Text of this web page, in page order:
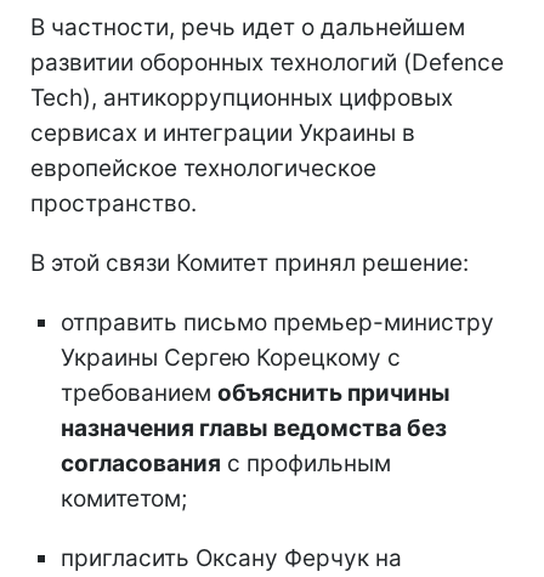
В частности, речь идет о дальнейшем
развитии оборонных технологий (Defence
Tech), антикоррупционных цифровых
сервисах и интеграции Украины в
европейское технологическое
пространство.
В этой связи Комитет принял решение:
отправить письмо премьер-министру
Украины Сергею Корецкому с
требованием объяснить причины
назначения главы ведомства без
согласования с профильным
комитетом;
пригласить Оксану Ферчук на